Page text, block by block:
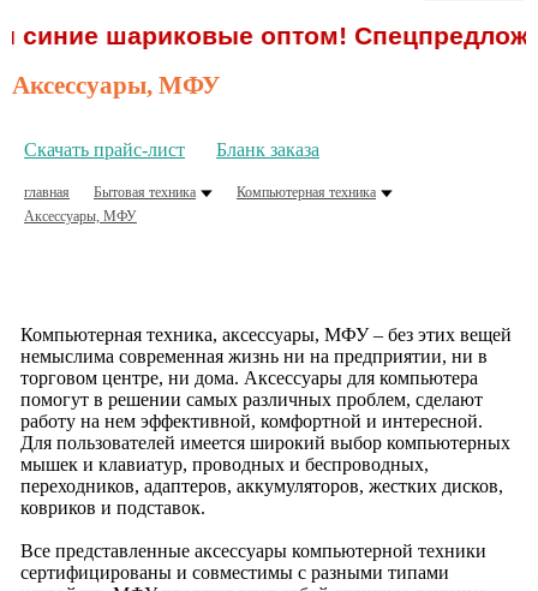
синие шариковые оптом!
Аксессуары, МФУ
Скачать прайс-лист Бланк заказа
главная Бытовая техника
Компьютерная техника
Аксессуары, МФУ
Компьютерная техника, аксессуары, МФУ – без этих вещей
немыслима современная жизнь ни на предприятии, ни в
торговом центре, ни дома. Аксессуары для компьютера
помогут в решении самых различных проблем, сделают
работу на нем эффективной, комфортной и интересной.
Для пользователей имеется широкий выбор компьютерных
мышек и клавиатур, проводных и беспроводных,
переходников, адаптеров, аккумуляторов, жестких дисков,
ковриков и подставок.
Все представленные аксессуары компьютерной техники
сертифицированы и совместимы с разными типами